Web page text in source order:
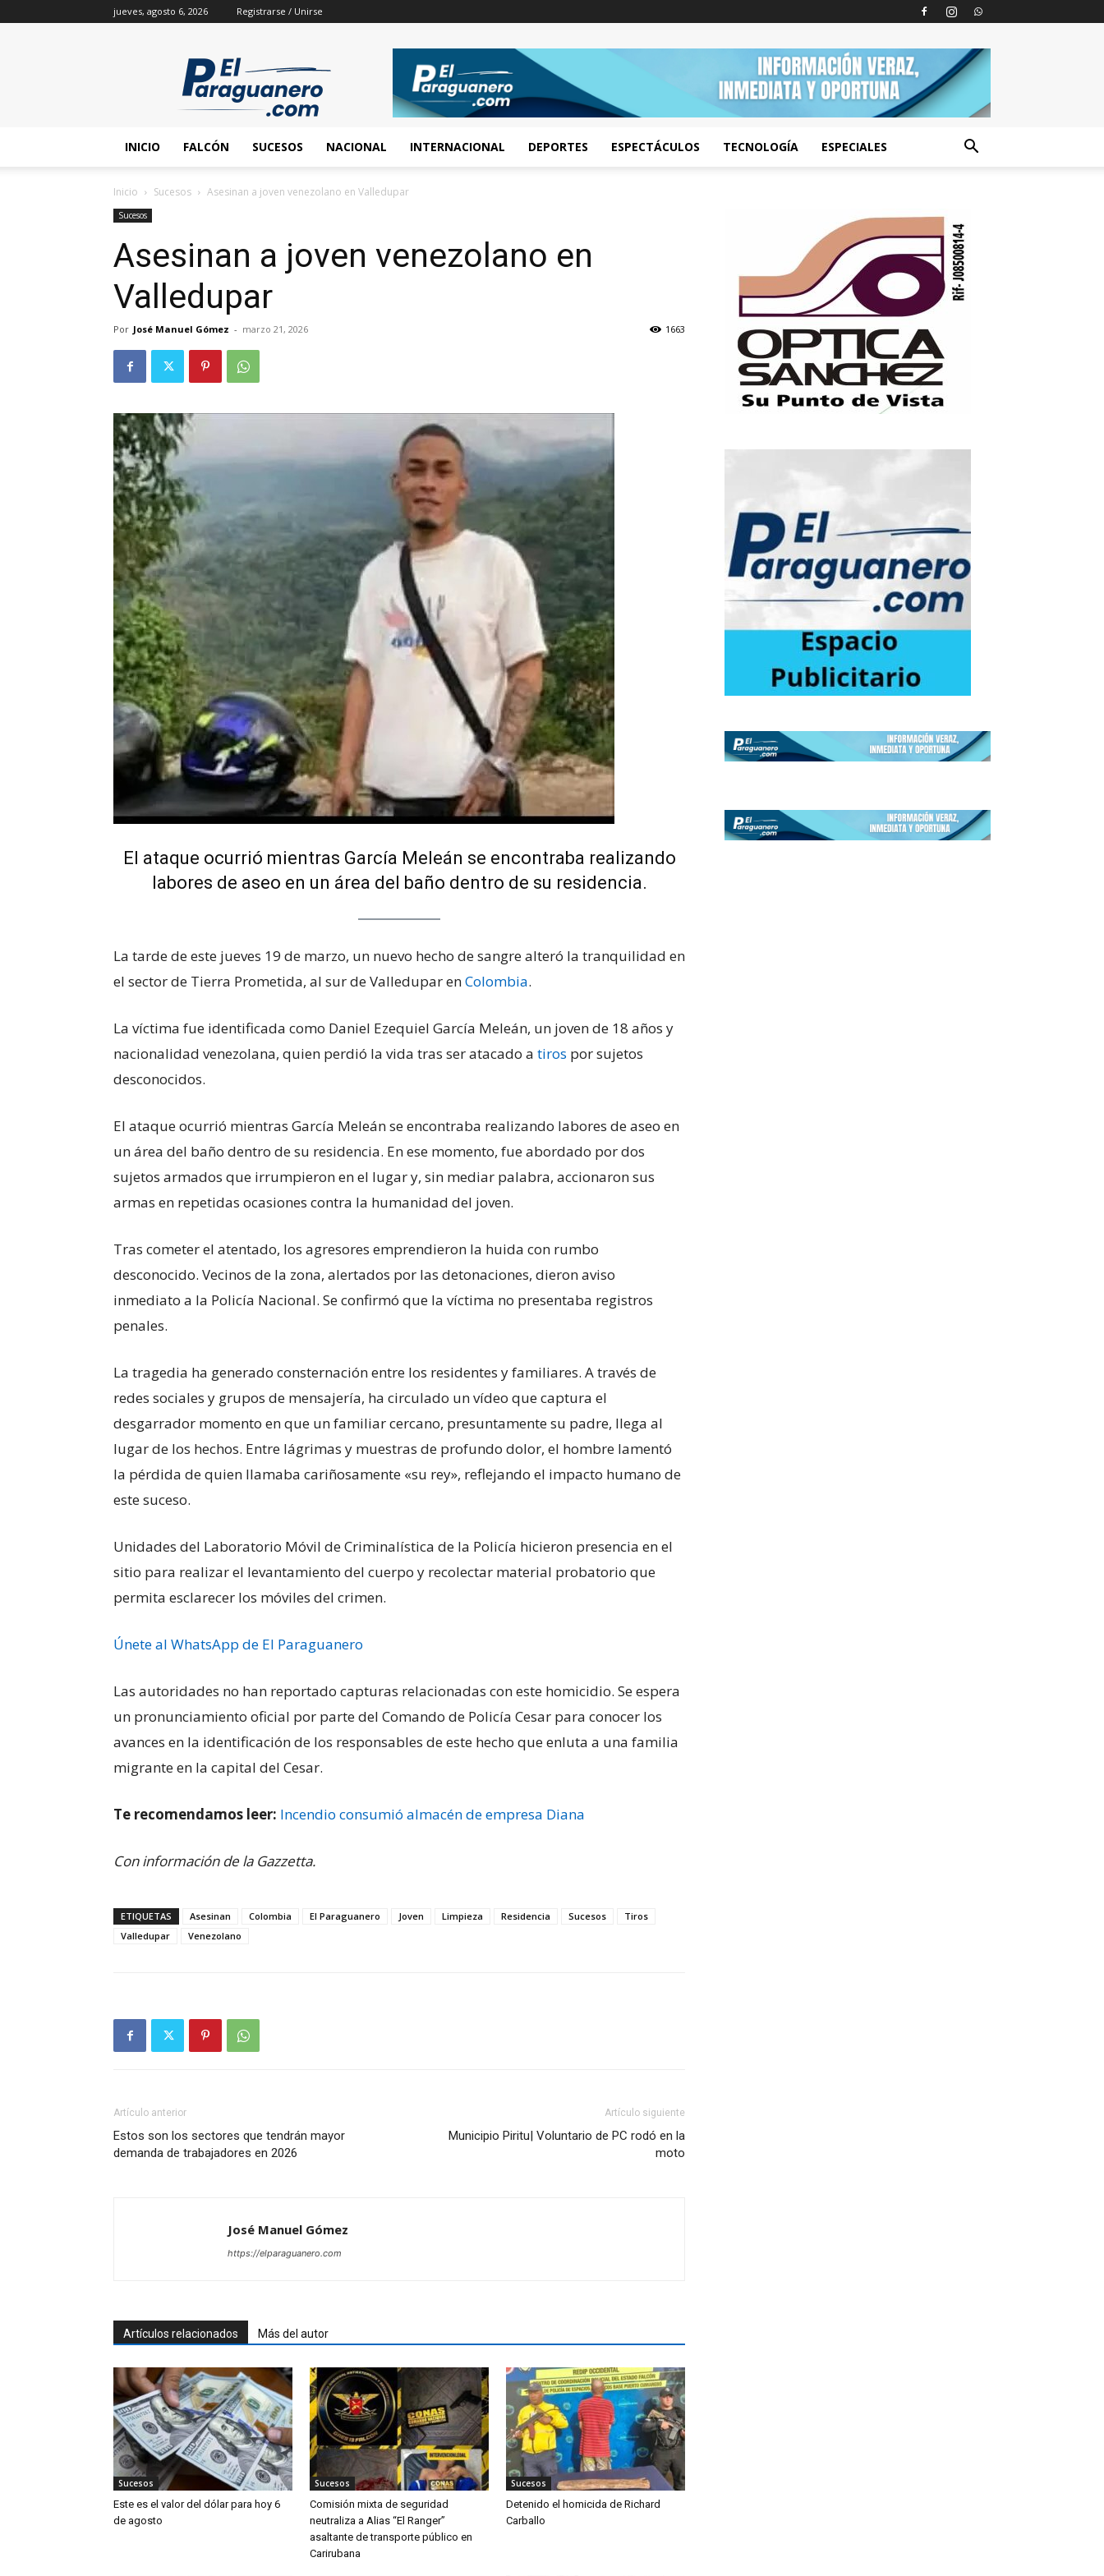
jueves, agosto 6, 2026 Registrarse / Unirse
INICIO FALCÓN SUCESOS NACIONAL INTERNACIONAL DEPORTES ESPECTÁCULOS TECNOLOGÍA ESPECIALES
Inicio Sucesos Asesinan a joven venezolano en Valledupar
Sucesos
Asesinan a joven venezolano en
Valledupar
Por José Manuel Gómez - marzo 21, 2026 1663
El ataque ocurrió mientras García Meleán se encontraba realizando
labores de aseo en un área del baño dentro de su residencia.
La tarde de este jueves 19 de marzo, un nuevo hecho de sangre alteró la tranquilidad en
el sector de Tierra Prometida, al sur de Valledupar enColombia.
La víctima fue identificada como Daniel Ezequiel García Meleán, un joven de 18 años y
nacionalidad venezolana, quien perdió la vida tras ser atacado a tiros por sujetos
desconocidos.
El ataque ocurrió mientras García Meleán se encontraba realizando labores de aseo en
un área del baño dentro de su residencia. En ese momento, fue abordado por dos
sujetos armados que irrumpieron en el lugar y, sin mediar palabra, accionaron sus
armas en repetidas ocasiones contra la humanidad del joven.
Tras cometer el atentado, los agresores emprendieron la huida con rumbo
desconocido. Vecinos de la zona, alertados por las detonaciones, dieron aviso
inmediato a la Policía Nacional. Se confirmó que la víctima no presentaba registros
penales.
La tragedia ha generado consternación entre los residentes y familiares. A través de
redes sociales y grupos de mensajería, ha circulado un vídeo que captura el
desgarrador momento en que un familiar cercano, presuntamente su padre, llega al
lugar de los hechos. Entre lágrimas y muestras de profundo dolor, el hombre lamentó
la pérdida de quien llamaba cariñosamente «su rey», reflejando el impacto humano de
este suceso.
Unidades del Laboratorio Móvil de Criminalística de la Policía hicieron presencia en el
sitio para realizar el levantamiento del cuerpo y recolectar material probatorio que
permita esclarecer los móviles del crimen.
Únete al WhatsApp de El Paraguanero
Las autoridades no han reportado capturas relacionadas con este homicidio. Se espera
un pronunciamiento oficial por parte del Comando de Policía Cesar para conocer los
avances en la identificación de los responsables de este hecho que enluta a una familia
migrante en la capital del Cesar.
Te recomendamos leer: Incendio consumió almacén de empresa Diana
Con información de la Gazzetta.
ETIQUETAS Asesinan Colombia El Paraguanero Joven Limpieza Residencia Sucesos
Tiros
Valledupar
Venezolano
Artículo anterior
Estos son los sectores que tendrán mayor
demanda de trabajadores en 2026
Artículo siguiente
Municipio Piritu| Voluntario de PC rodó en la
moto
José Manuel Gómez
https://elparaguanero.com
Artículos relacionados Más del autor
Sucesos
Este es el valor del dólar para hoy 6
de agosto
Sucesos
Comisión mixta de seguridad
neutraliza a Alias “El Ranger”
asaltante de transporte público en
Carirubana
Sucesos
Detenido el homicida de Richard
Carballo